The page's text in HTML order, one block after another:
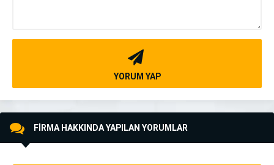
YORUM YAP
FİRMA HAKKINDA YAPILAN YORUMLAR